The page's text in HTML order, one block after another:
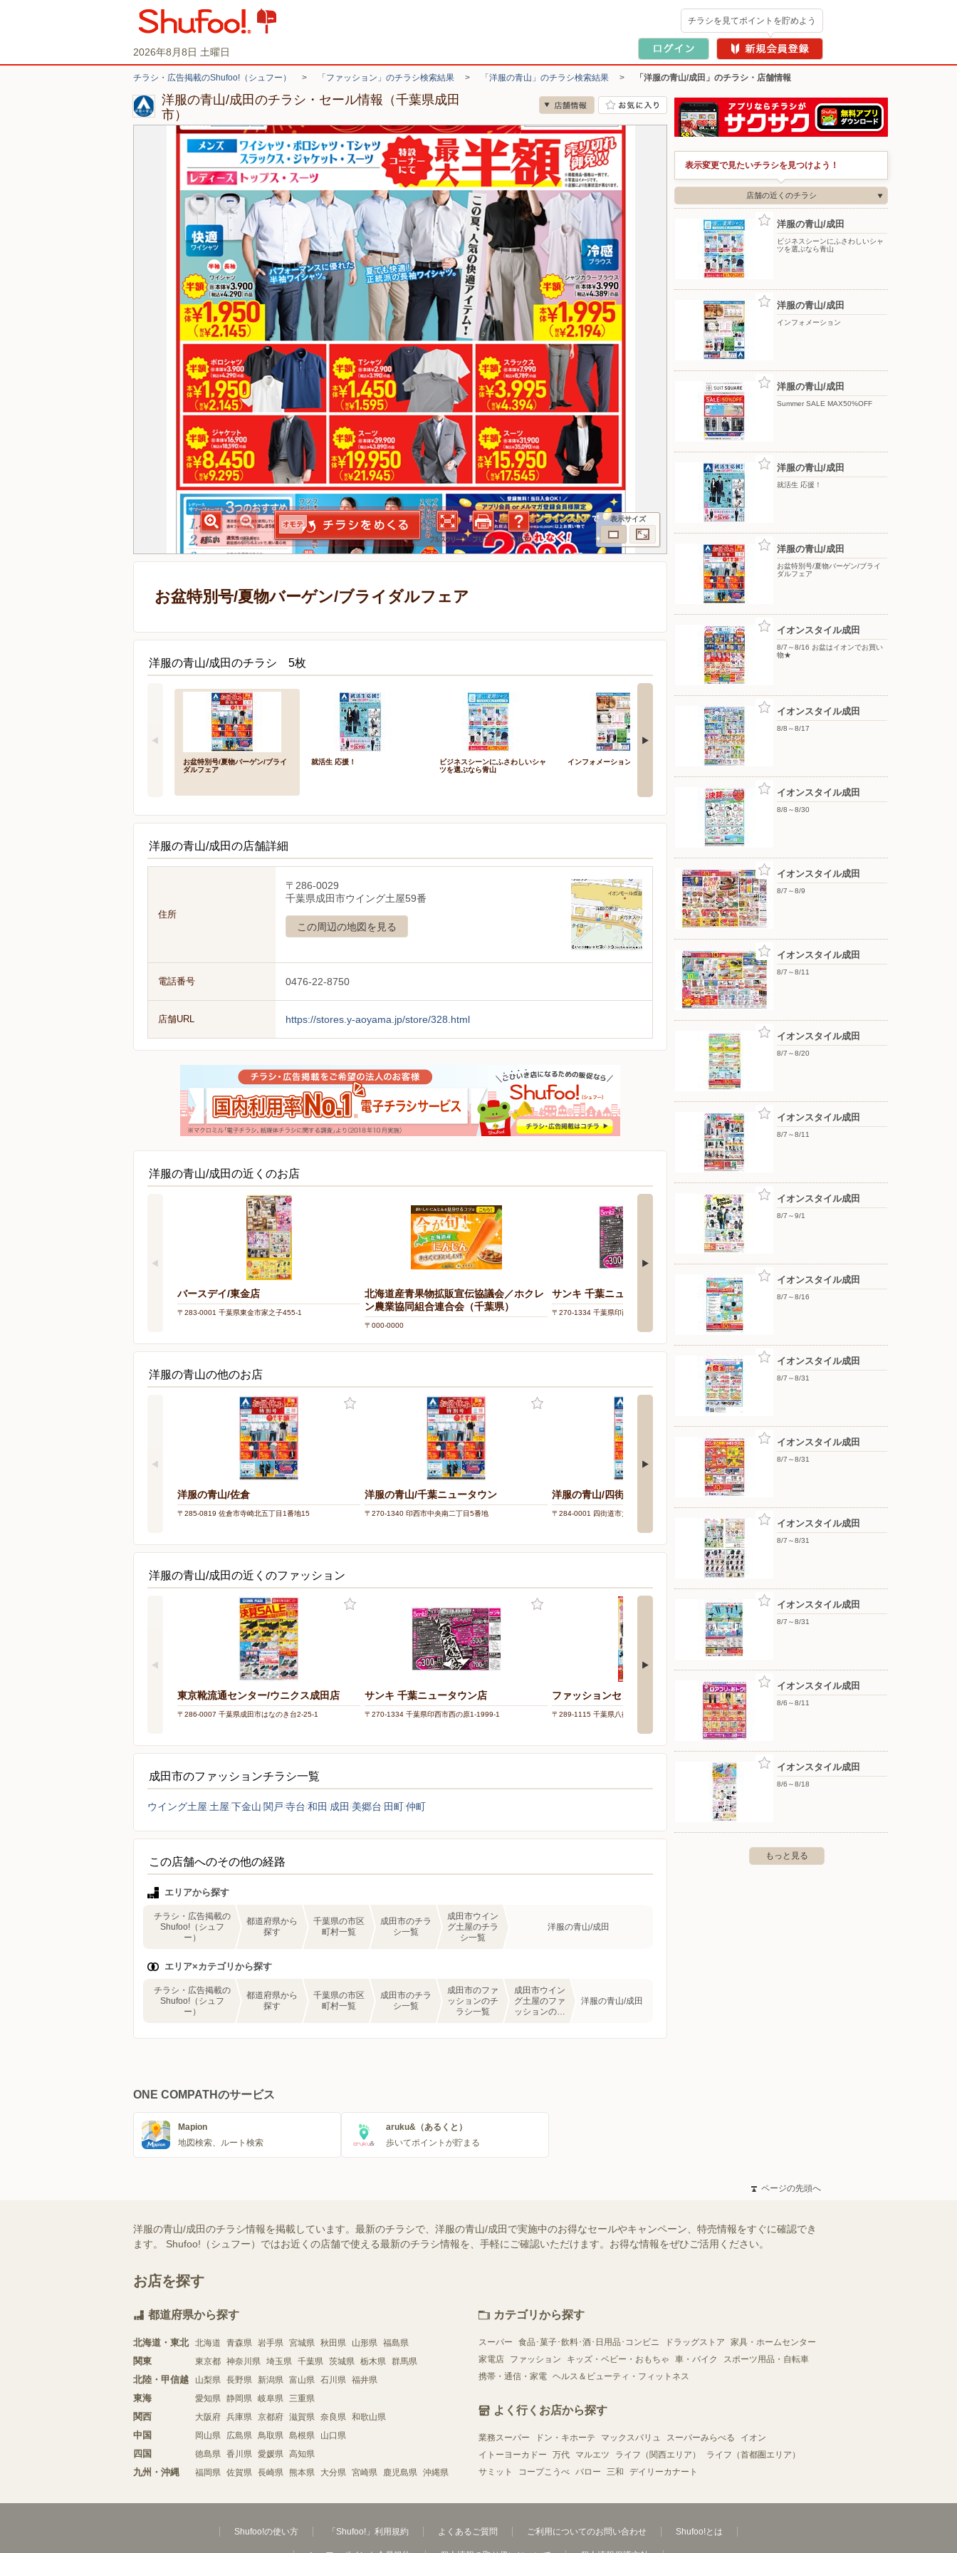
2026年8月8日 土曜日
チラシを見てポイントを貯めよう
チラシ・広告掲載のShufoo!（シュフー） > 「ファッション」のチラシ検索結果 > 「洋服の青山」のチラシ検索結果 > 「洋服の青山/成田」のチラシ・店舗情報
洋服の青山/成田のチラシ・セール情報（千葉県成田
市）
表示サイズ
お盆特別号/夏物バーゲン/ブライダルフェア
洋服の青山/成田のチラシ 5枚
お盆特別号/夏物バーゲン/ブライ
ダルフェア
就活生 応援！
ビジネスシーンにふさわしいシャ
ツを選ぶなら青山
インフォメーション Summer SALE MAX50%OFF
洋服の青山/成田の店舗詳細
住所
〒286-0029
千葉県成田市ウイング土屋59番
この周辺の地図を見る
電話番号 0476-22-8750
店舗URL https://stores.y-aoyama.jp/store/328.html
洋服の青山/成田の近くのお店
バースデイ/東金店
〒283-0001 千葉県東金市家之子455-1
北海道産青果物拡販宣伝協議会／ホクレ
ン農業協同組合連合会（千葉県）
〒000-0000
サンキ 千葉ニュータウン店
〒270-1334 千葉県印西市西の原1-1999-1
バースデイ/八街店
〒289-1115 千葉県八街市八街ほ842-1
洋服の青山の他のお店
洋服の青山/佐倉
〒285-0819 佐倉市寺崎北五丁目1番地15
洋服の青山/千葉ニュータウン
〒270-1340 印西市中央南二丁目5番地
洋服の青山/四街道
〒284-0001 四街道市大日466番地13
洋服の青山/佐原
〒287-0002 香取市北二丁目15番5号
洋服の青山/成田の近くのファッション
東京靴流通センター/ウニクス成田店
〒286-0007 千葉県成田市はなのき台2-25-1
サンキ 千葉ニュータウン店
〒270-1334 千葉県印西市西の原1-1999-1
ファッションセンターしまむら/八街店
〒289-1115 千葉県八街市八街ほ843-1
ファッションセンターしまむら/牧の原店
〒270-1334 千葉県印西市西の原5-3
成田市のファッションチラシ一覧
ウイング土屋 土屋 下金山 関戸 寺台 和田 成田 美郷台 田町仲町
この店舗へのその他の経路
エリアから探す
チラシ・広告掲載の
Shufoo!（シュフ
ー）
都道府県から
探す
千葉県の市区
町村一覧
成田市のチラ
シ一覧
成田市ウイン
グ土屋のチラ
シ一覧
洋服の青山/成田
エリア×カテゴリから探す
チラシ・広告掲載の
Shufoo!（シュフ
ー）
都道府県から
探す
千葉県の市区
町村一覧
成田市のチラ
シ一覧
成田市のファ
ッションのチ
ラシ一覧
成田市ウイン
グ土屋のファ
ッションのチ
洋服の青山/成田
表示変更で見たいチラシを見つけよう！
店舗の近くのチラシ
洋服の青山/成田
ビジネスシーンにふさわしいシャ
ツを選ぶなら青山
洋服の青山/成田
インフォメーション
洋服の青山/成田
Summer SALE MAX50%OFF
洋服の青山/成田
就活生 応援！
洋服の青山/成田
お盆特別号/夏物バーゲン/ブライ
ダルフェア
イオンスタイル成田
8/7～8/16 お盆はイオンでお買い
物★
イオンスタイル成田
8/8～8/17
イオンスタイル成田
8/8～8/30
イオンスタイル成田
8/7～8/9
イオンスタイル成田
8/7～8/11
イオンスタイル成田
8/7～8/20
イオンスタイル成田
8/7～8/11
イオンスタイル成田
8/7～9/1
イオンスタイル成田
8/7～8/16
イオンスタイル成田
8/7～8/31
イオンスタイル成田
8/7～8/31
イオンスタイル成田
8/7～8/31
イオンスタイル成田
8/7～8/31
イオンスタイル成田
8/6～8/11
イオンスタイル成田
8/6～8/18
もっと見る
ONE COMPATHのサービス
Mapion
地図検索、ルート検索
aruku&（あるくと）
歩いてポイントが貯まる
ページの先頭へ
洋服の青山/成田のチラシ情報を掲載しています。最新のチラシで、洋服の青山/成田で実施中のお得なセールやキャンペーン、特売情報をすぐに確認でき
ます。 Shufoo!（シュフー）ではお近くの店舗で使える最新のチラシ情報を、手軽にご確認いただけます。お得な情報をぜひご活用ください。
お店を探す
都道府県から探す
北海道・東北 北海道 青森県 岩手県 宮城県 秋田県 山形県 福島県
関東 東京都 神奈川県 埼玉県 千葉県 茨城県 栃木県 群馬県
北陸・甲信越 山梨県 長野県 新潟県 富山県 石川県 福井県
東海 愛知県 静岡県 岐阜県 三重県
関西 大阪府 兵庫県 京都府 滋賀県 奈良県 和歌山県
中国 岡山県 広島県 鳥取県 島根県 山口県
四国 徳島県 香川県 愛媛県 高知県
九州・沖縄 福岡県 佐賀県 長崎県 熊本県 大分県 宮崎県 鹿児島県 沖縄県
カテゴリから探す
スーパー 食品･菓子･飲料･酒･日用品･コンビニ ドラッグストア
家具・ホームセンター
家電店
ファッション キッズ・ベビー・おもちゃ 車・バイク
スポーツ用品・自転車
携帯・通信・家電 ヘルス＆ビューティ・フィットネス
よく行くお店から探す
業務スーパー ドン・キホーテ マックスバリュ スーパーみらべる
イオン
イトーヨーカドー
万代 マルエツ ライフ（関西エリア）
ライフ（首都圏エリア）
サミット
コープこうべ バロー 三和 デイリーカナート
Shufoo!の使い方 「Shufoo!」利用規約 よくあるご質問 ご利用についてのお問い合わせ Shufoo!とは